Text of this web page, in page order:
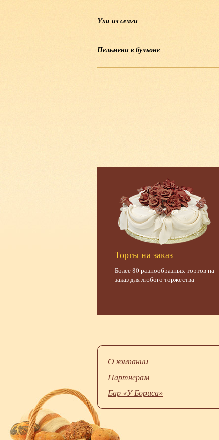
Уха из семги
Пельмени в бульоне
Торты на заказ
Более 80 разнообразных тортов на
заказ для любого торжества
О компании
Партнерам
Бар «У Бориса»